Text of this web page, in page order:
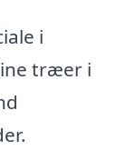
i
træer i